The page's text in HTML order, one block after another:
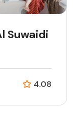
Suwaidi
4.08